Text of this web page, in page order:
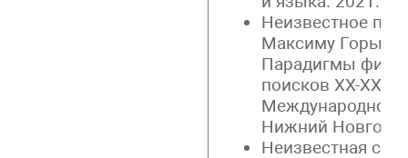
Неизвестное
Максиму
Парадигмы
поисков ХХ-ХХI
Международной
Нижний
Неизвестная